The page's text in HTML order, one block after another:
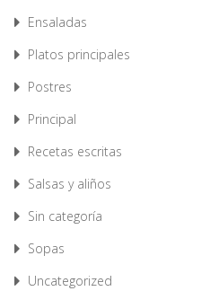
Ensaladas
Platos principales
Postres
Principal
Recetas escritas
Salsas y aliños
Sin categoría
Sopas
Uncategorized